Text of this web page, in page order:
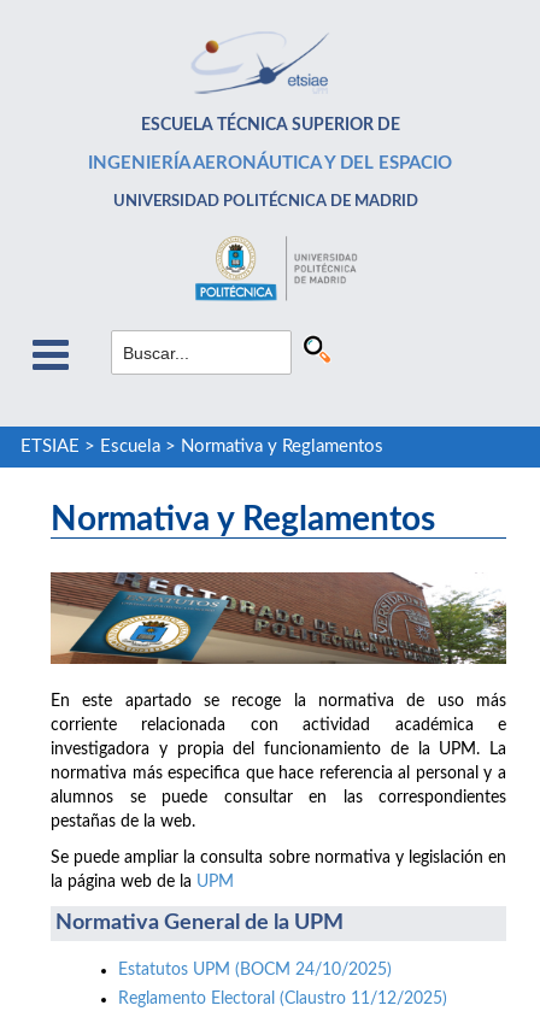
ESCUELA TÉCNICA SUPERIOR DE
INGENIERÍA AERONÁUTICA Y DEL ESPACIO
UNIVERSIDAD POLITÉCNICA DE MADRID
ETSIAE > Escuela> Normativa y Reglamentos
Normativa y Reglamentos
En este apartado se recoge la normativa de uso más
corriente relacionada con actividad académica e
investigadora y propia del funcionamiento de la UPM. La
normativa más especifica que hace referencia al personal y a
alumnos se puede consultar en las correspondientes
pestañas de la web.
Se puede ampliar la consulta sobre normativa y legislación en
la página web de la UPM
Normativa General de la UPM
Estatutos UPM (BOCM 24/10/2025)
Reglamento Electoral (Claustro 11/12/2025)